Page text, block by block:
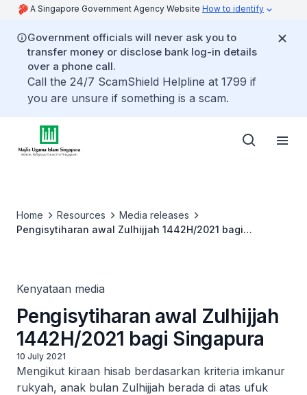
A Singapore Government Agency Website How to identify
Government officials will never ask you to
transfer money or disclose bank log-in details
over a phone call.
Call the 24/7 ScamShield Helpline at 1799 if
you are unsure if something is a scam.
Home Resources
Media releases
Pengisytiharan awal Zulhijjah 1442H/2021 bagi
Kenyataan media
Pengisytiharan awal Zulhijjah
1442H/2021 bagi Singapura
10 July 2021
Mengikut kiraan hisab berdasarkan kriteria imkanur
rukyah, anak bulan Zulhijjah berada di atas ufuk